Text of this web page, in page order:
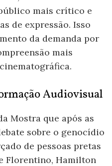
mais crítico e
de expressão. Isso
da demanda por
mais
Audiovisual
Mostra que após as
sobre o genocídio
de pessoas pretas
Florentino, Hamilton